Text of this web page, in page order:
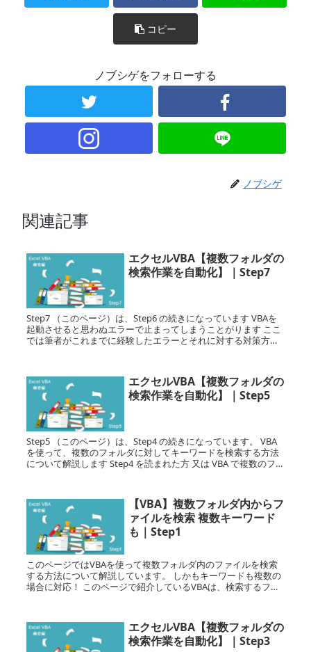
コピー
ノブシゲをフォローする
ノブシゲ
関連記事
エクセルVBA【複数フォルダの
検索作業を自動化】｜Step7
Step7 （このページ）は、Step6 の続きになっています VBAを
起動させると思わぬエラーで止まってしまうことがります ここ
では筆者がこれまでに経験したエラーとそれに対する対策方法
エクセルVBA【複数フォルダの
検索作業を自動化】｜Step5
Step5 （このページ）は、Step4 の続きになっています。 VBA
を使って、複数のフォルダに対してキーワードを検索する方法
について解説します Step4 を読まれた方 又は VBA で複数のファ
【VBA】複数フォルダ内からフ
ァイルを検索 複数キーワード
も｜Step1
このページではVBAを使って複数フォルダ内のファイルを検索
する方法について解説しています。 しかもキーワードも複数の
場合に対応！ このページで紹介しているVBAは、検索するフォ
エクセルVBA【複数フォルダの
検索作業を自動化】｜Step3